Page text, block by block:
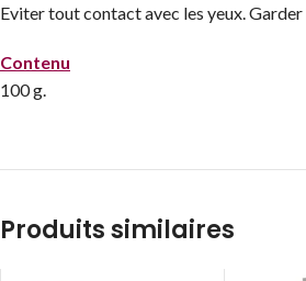
Eviter tout contact avec les yeux.
Contenu
100 g.
Produits similaires